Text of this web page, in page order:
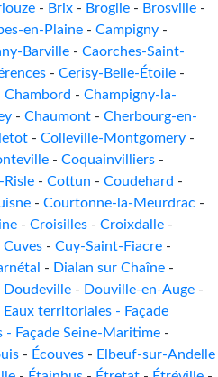
- Brix - Broglie - Brosville -
en-Plaine - Campigny -
Barville - Caorches-Saint-
- Cerisy-Belle-Étoile -
Chambord - Champigny-la-
- Chaumont - Cherbourg-en-
- Colleville-Montgomery -
- Coquainvilliers -
- Cottun - Coudehard -
- Courtonne-la-Meurdrac -
- Croisilles - Croixdalle -
Cuves - Cuy-Saint-Fiacre -
- Dialan sur Chaîne -
Doudeville - Douville-en-Auge -
Eaux territoriales - Façade
- Façade Seine-Maritime -
- Écouves - Elbeuf-sur-Andelle